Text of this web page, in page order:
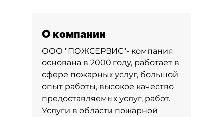
О компании
ООО "ПОЖСЕРВИС"- компания
основана в 2000 году, работает в
сфере пожарных услуг, большой
опыт работы, высокое качество
предоставляемых услуг, работ.
Услуги в области пожарной